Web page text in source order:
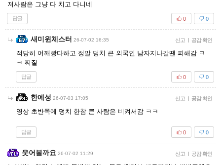
저사람은 그냥 다 치고 다니네
답글 0
0
새미윈체스터 26-07-02 16:35 신고 | 공감 확인
적당히 어깨빵다하고 정말 덩치 큰 외국인 남자지나갈땐 피해감 ㅋ
ㅋ 찌질
답글 0
0
한예성 26-07-03 17:05 신고 | 공감 확인
영상 초반쪽에 덩치 한참 큰 사람은 비켜서감 ㅋㅋ
답글 0
0
웃어볼까요 26-07-02 11:29 신고 | 공감 확인